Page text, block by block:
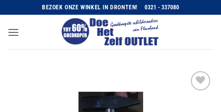
naar
inhoud
BEZOEK ONZE WINKEL IN DRONTEN! 0321 - 337080